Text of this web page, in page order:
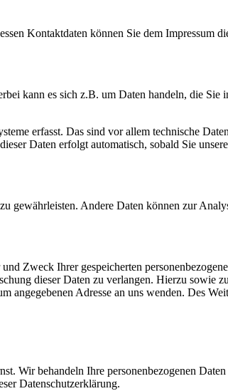
Kontaktdaten können Sie dem Impressum
kann es sich z.B. um Daten handeln, die Sie
erfasst. Das sind vor allem technische
Daten erfolgt automatisch, sobald Sie
gewährleisten. Andere Daten können zur
Zweck Ihrer gespeicherten
dieser Daten zu verlangen. Hierzu sowie
angegebenen Adresse an uns wenden. Des
Wir behandeln Ihre personenbezogenen Daten
Datenschutzerklärung.